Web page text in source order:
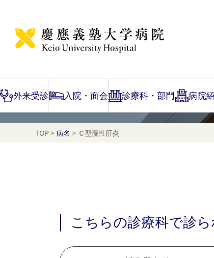
外来受診 入院・面会 診療科・部門 病院
Disease Name Search
TOP > 病名 > Ｃ型慢性肝炎
こちらの診療科で診